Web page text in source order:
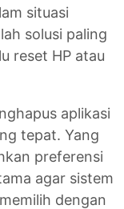
situasi
solusi paling
reset HP atau
aplikasi
tepat. Yang
preferensi
agar sistem
dengan